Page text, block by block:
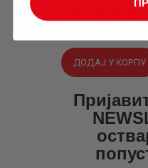
је
била:
1,210.
рсд
Тренутна
је:
910.
ДОДАЈ У КОРПУ